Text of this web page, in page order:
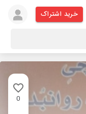
خرید اشتراک
0